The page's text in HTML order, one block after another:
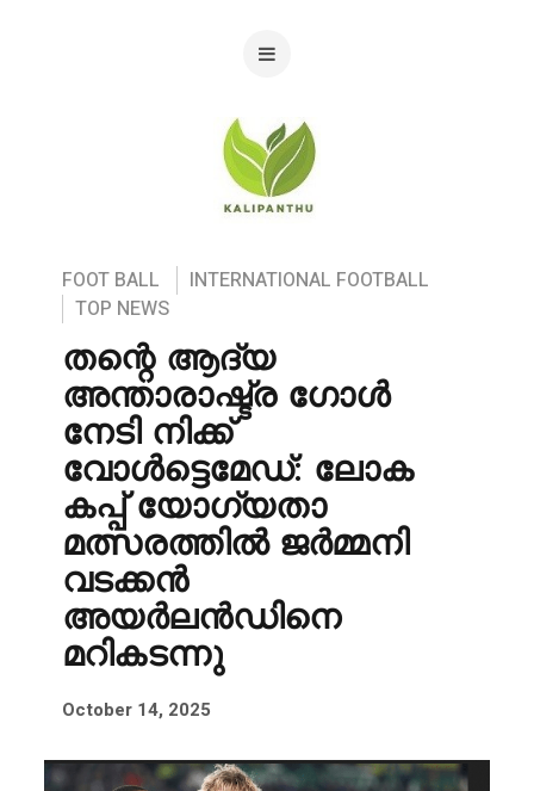
FOOT BALL
INTERNATIONAL FOOTBALL
TOP NEWS
തന്റെ ആദ്യ
അന്താരാഷ്ട്ര ഗോൾ
നേടി നിക്ക്
വോൾട്ടെമേഡ്: ലോക
കപ്പ് യോഗ്യതാ
മത്സരത്തിൽ ജർമ്മനി
വടക്കൻ
അയർലൻഡിനെ
മറികടന്നു
October 14, 2025